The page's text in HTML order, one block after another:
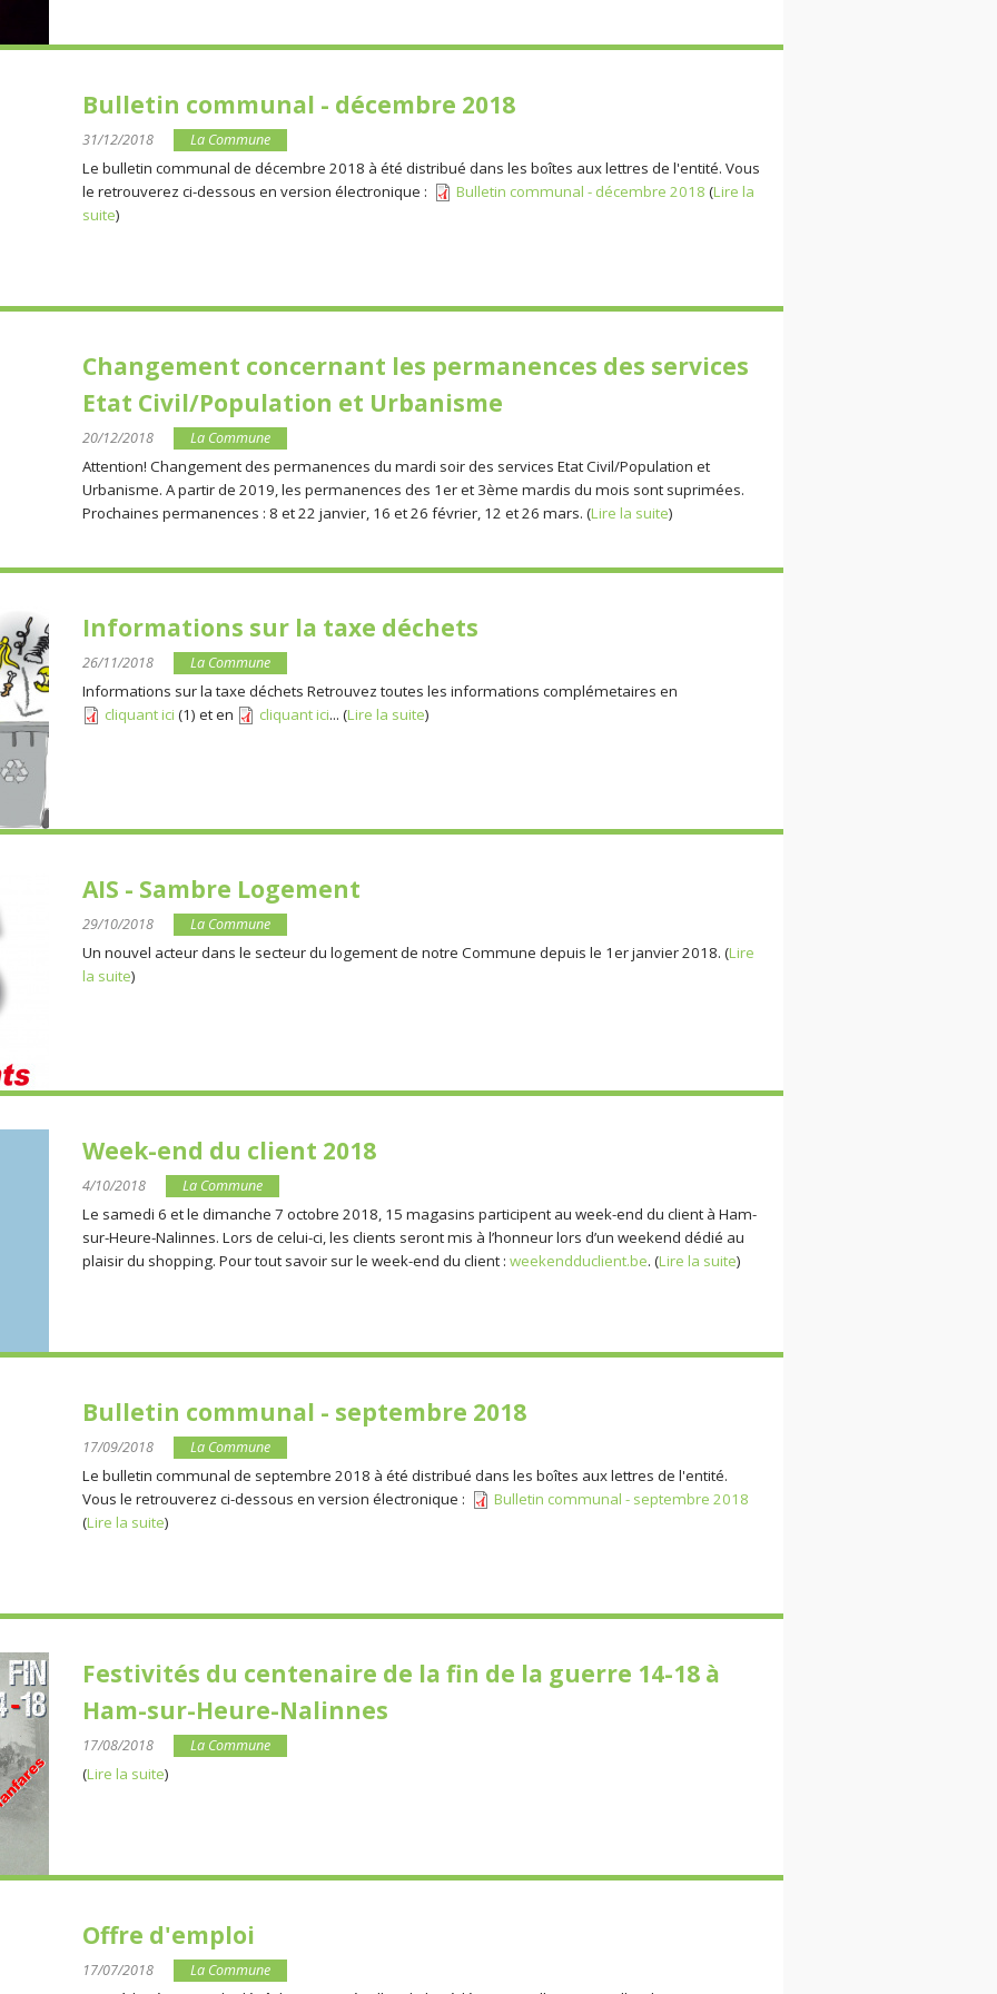
Bulletin communal - décembre 2018
31/12/2018 La Commune
Le bulletin communal de décembre 2018 à été distribué dans les boîtes aux lettres de l'entité. Vous
le retrouverez ci-dessous en version électronique :
Bulletin communal - décembre 2018 (Lire la
suite)
Changement concernant les permanences des services
Etat Civil/Population et Urbanisme
20/12/2018 La Commune
Attention! Changement des permanences du mardi soir des services Etat Civil/Population et
Urbanisme. A partir de 2019, les permanences des 1er et 3ème mardis du mois sont suprimées.
Prochaines permanences : 8 et 22 janvier, 16 et 26 février, 12 et 26 mars. (Lire la suite)
Informations sur la taxe déchets
26/11/2018 La Commune
Informations sur la taxe déchets Retrouvez toutes les informations complémetaires en
cliquant ici (1) et en cliquant ici... (Lire la suite)
AIS - Sambre Logement
29/10/2018 La Commune
Un nouvel acteur dans le secteur du logement de notre Commune depuis le 1er janvier 2018. (Lire
la suite)
Week-end du client 2018
4/10/2018 La Commune
Le samedi 6 et le dimanche 7 octobre 2018, 15 magasins participent au week-end du client à Ham-
sur-Heure-Nalinnes. Lors de celui-ci, les clients seront mis à l’honneur lors d’un weekend dédié au
plaisir du shopping. Pour tout savoir sur le week-end du client : weekendduclient.be. (Lire la suite)
Bulletin communal - septembre 2018
17/09/2018 La Commune
Le bulletin communal de septembre 2018 à été distribué dans les boîtes aux lettres de l'entité.
Vous le retrouverez ci-dessous en version électronique :
Bulletin communal - septembre 2018
(Lire la suite)
Festivités du centenaire de la fin de la guerre 14-18 à
Ham-sur-Heure-Nalinnes
17/08/2018 La Commune
(Lire la suite)
Offre d'emploi
17/07/2018 La Commune